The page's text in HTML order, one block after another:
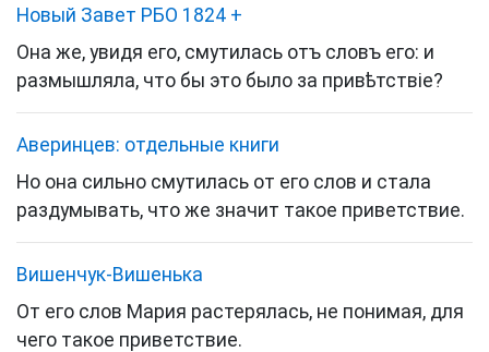
Новый Завет РБО 1824 +
Она же, увидя его, смутилась отъ словъ его: и
размышляла, что бы это было за привѣтствіе?
Аверинцев: отдельные книги
Но она сильно смутилась от его слов и стала
раздумывать, что же значит такое приветствие.
Вишенчук-Вишенька
От его слов Мария растерялась, не понимая, для
чего такое приветствие.